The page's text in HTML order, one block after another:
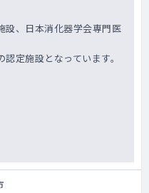
設、日本消化器学会専門医
定施設となっています。